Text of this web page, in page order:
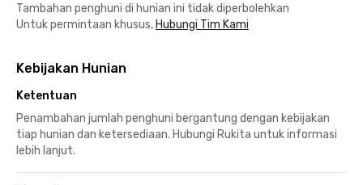
Tambahan penghuni di hunian ini tidak diperbolehkan
Untuk permintaan khusus, Hubungi Tim Kami
Kebijakan Hunian
Ketentuan
Penambahan jumlah penghuni bergantung dengan kebijakan
tiap hunian dan ketersediaan. Hubungi Rukita untuk informasi
lebih lanjut.